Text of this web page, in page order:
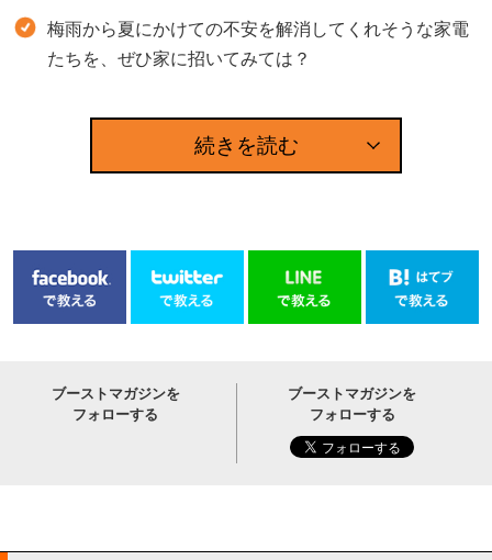
梅雨から夏にかけての不安を解消してくれそうな家電
たちを、ぜひ家に招いてみては？
続きを読む
ブーストマガジンを
フォローする
ブーストマガジンを
フォローする